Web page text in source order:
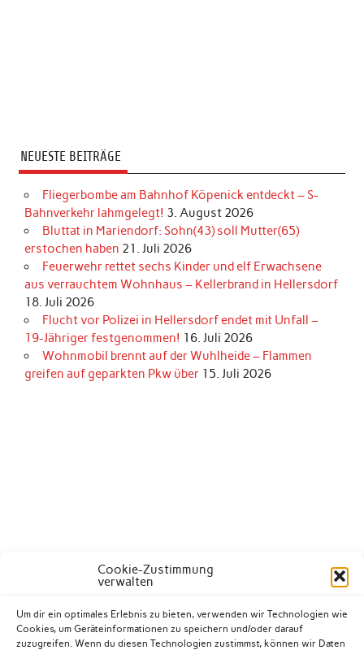
Cookie-Zustimmung
verwalten
Um dir ein optimales Erlebnis zu bieten, verwenden wir Technologien wie
Cookies, um Geräteinformationen zu speichern und/oder darauf
zuzugreifen. Wenn du diesen Technologien zustimmst, können wir Daten
NEUESTE BEITRÄGE
Fliegerbombe am Bahnhof Köpenick entdeckt – S-
Bahnverkehr lahmgelegt! 3. August 2026
Bluttat in Mariendorf: Sohn(43) soll Mutter(65)
erstochen haben 21. Juli 2026
Feuerwehr rettet sechs Kinder und elf Erwachsene
aus verrauchtem Wohnhaus – Kellerbrand in Hellersdorf
18. Juli 2026
Flucht vor Polizei in Hellersdorf endet mit Unfall –
19-Jähriger festgenommen! 16. Juli 2026
Wohnmobil brennt auf der Wuhlheide – Flammen
greifen auf geparkten Pkw über 15. Juli 2026